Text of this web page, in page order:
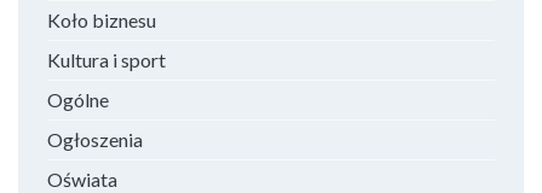
Koło biznesu
Kultura i sport
Ogólne
Ogłoszenia
Oświata